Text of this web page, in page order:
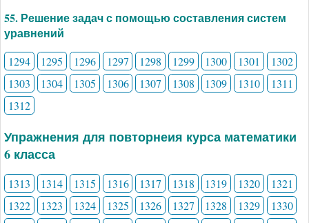
55. Решение задач с помощью составления систем
уравнений
1294 1295 1296 1297 1298 1299 1300 1301
1302
1303
1304 1305 1306 1307 1308 1309 1310
1311
1312
Упражнения для повторнеия курса математики
6 класса
1313 1314 1315 1316 1317 1318 1319 1320
1321
1322
1323 1324 1325 1326 1327 1328 1329
1330